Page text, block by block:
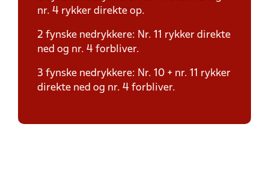
nr. 4 rykker direkte op.
2 fynske nedrykkere: Nr. 11 rykker direkte
ned og nr. 4 forbliver.
3 fynske nedrykkere: Nr. 10 + nr. 11 rykker
direkte ned og nr. 4 forbliver.